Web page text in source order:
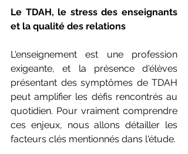
Le TDAH, le stress des enseignants
et la qualité des relations
L'enseignement est une profession
exigeante, et la présence d'élèves
présentant des symptômes de TDAH
peut amplifier les défis rencontrés au
quotidien. Pour vraiment comprendre
ces enjeux, nous allons détailler les
facteurs clés mentionnés dans l'étude.